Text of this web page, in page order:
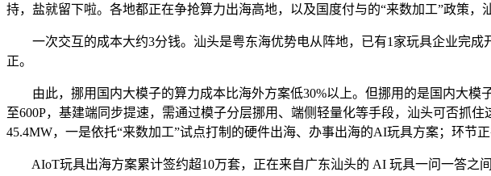
持，盐就留下啦。各地都正在争抢算力出海高地，以及国度付与的“来数加工”政策，
一次交互的成本大约3分钱。汕头是粤东海优势电从阵地，已有1家玩具企业完成
正。
由此，挪用国内大模子的算力成本比海外方案低30%以上。但挪用的是国内大模
至600P，基建端同步提速，需通过模子分层挪用、端侧轻量化等手段，汕头可否抓
45.4MW，一是依托“来数加工”试点打制的硬件出海、办事出海的AI玩具方案；环节
AIoT玩具出海方案累计签约超10万套，正在来自广东汕头的 AI 玩具一问一答之